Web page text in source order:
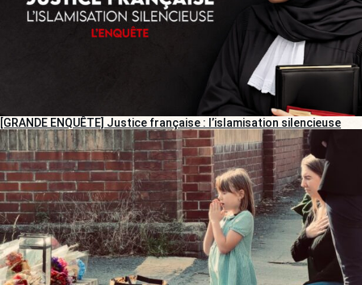
[GRANDE ENQUÊTE] Justice française : l’islamisation silencieuse